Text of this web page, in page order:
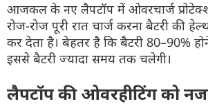
आजकल के नए लैपटॉप में ओवरचार्ज
रोज-रोज पूरी रात चार्ज करना बैटरी की
कर देता है। बेहतर है कि बैटरी 80–90%
इससे बैटरी ज्यादा समय तक चलेगी।
लैपटॉप की ओवरहीटिंग को